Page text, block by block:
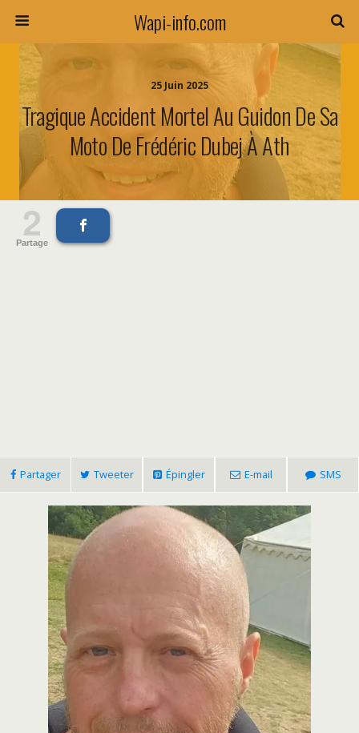
Wapi-info.com
25 Juin 2025
Tragique Accident Mortel Au Guidon De Sa
Moto De Frédéric Dubej À Ath
2
Partage
Partager Tweeter Épingler E-mail SMS